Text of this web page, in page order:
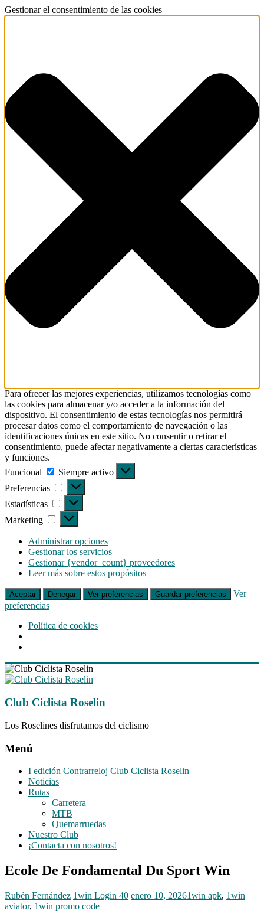
Gestionar el consentimiento de las cookies
Para ofrecer las mejores experiencias, utilizamos tecnologías como
las cookies para almacenar y/o acceder a la información del
dispositivo. El consentimiento de estas tecnologías nos permitirá
procesar datos como el comportamiento de navegación o las
identificaciones únicas en este sitio. No consentir o retirar el
consentimiento, puede afectar negativamente a ciertas características
y funciones.
Funcional
Funcional
Siempre activo
Preferencias
Preferencias
Estadísticas Estadísticas
Marketing Marketing
Administrar opciones
Gestionar los servicios
Gestionar {vendor_count} proveedores
Leer más sobre estos propósitos
Aceptar Denegar Ver preferencias Guardar preferencias
Ver
preferencias
Política de cookies
Saltar
al
Club Ciclista Roselin
Los Roselines disfrutamos del ciclismo
Menú
I edición Contrarreloj Club Ciclista Roselin
Noticias
Rutas
Carretera
MTB
Quemarruedas
Nuestro Club
¡Contacta con nosotros!
Ecole De Fondamental Du Sport Win
Rubén Fernández 1win Login 40 enero 10, 20261win apk, 1win
aviator, 1win promo code